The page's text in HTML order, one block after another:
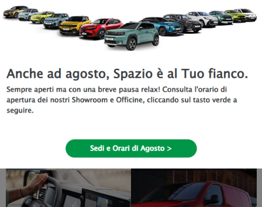
Galleria immagini nuovo Citroën